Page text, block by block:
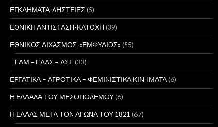
ΕΓΚΛΗΜΑΤΑ-ΛΗΣΤΕΙΕΣ (5)
ΕΘΝΙΚΗ ΑΝΤΙΣΤΑΣΗ-ΚΑΤΟΧΗ (39)
ΕΘΝΙΚΟΣ ΔΙΧΑΣΜΟΣ-«ΕΜΦΥΛΙΟΣ» (55)
ΕΑΜ – ΕΛΑΣ – ΔΣΕ(33)
ΕΡΓΑΤΙΚΑ – ΑΓΡΟΤΙΚΑ – ΦΕΜΙΝΙΣΤΙΚΑ ΚΙΝΗΜΑΤΑ(6)
Η ΕΛΛΑΔΑ ΤΟΥ ΜΕΣΟΠΟΛΕΜΟΥ(6)
Η ΕΛΛΑΣ ΜΕΤΑ ΤΟΝ ΑΓΩΝΑ ΤΟΥ 1821 (67)